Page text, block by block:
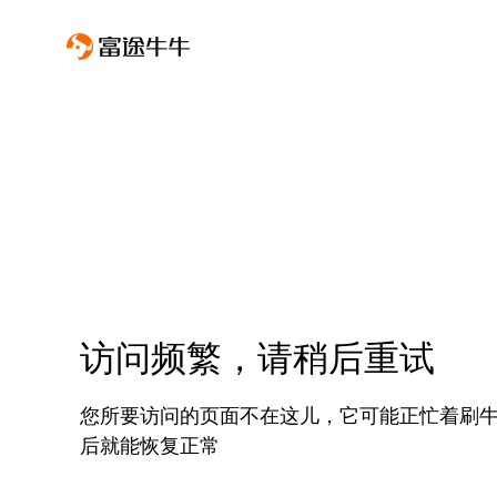
访问频繁，请稍后重试
您所要访问的页面不在这儿，它可能正忙着刷
后就能恢复正常